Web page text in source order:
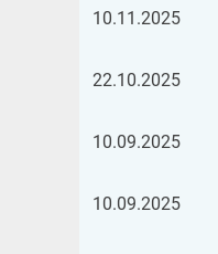
10.11.2025
22.10.2025
10.09.2025
10.09.2025